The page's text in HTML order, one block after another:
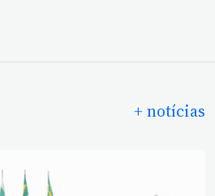
+ notícias